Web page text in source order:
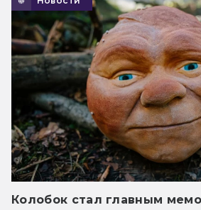
Колобок стал главным